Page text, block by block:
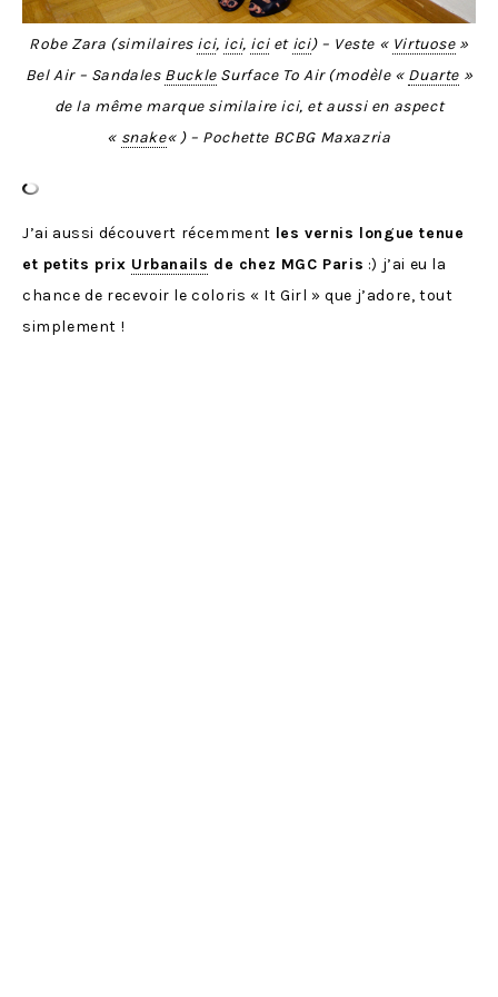
Robe Zara (similaires ici, ici, iciet ici) – Veste « Virtuose»
Bel Air – Sandales BuckleSurface To Air (modèle « Duarte »
de la même marque similaire ici, et aussi en aspect
« snake« ) – Pochette BCBG Maxazria
J’ai aussi découvert récemment les vernis longue tenue
et petits prix Urbanails de chez MGC Paris :) j’ai eu la
chance de recevoir le coloris « It Girl » que j’adore, tout
simplement !